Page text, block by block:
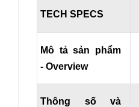
TECH SPECS
Mô tả sản phẩm
- Overview
Thông số và